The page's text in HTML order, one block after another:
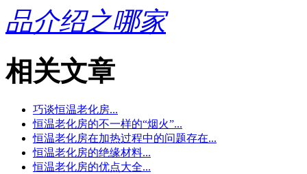
品介绍之哪家
相关文章
巧谈恒温老化房...
恒温老化房的不一样的“烟火”...
恒温老化房在加热过程中的问题存在...
恒温老化房的绝缘材料...
恒温老化房的优点大全...